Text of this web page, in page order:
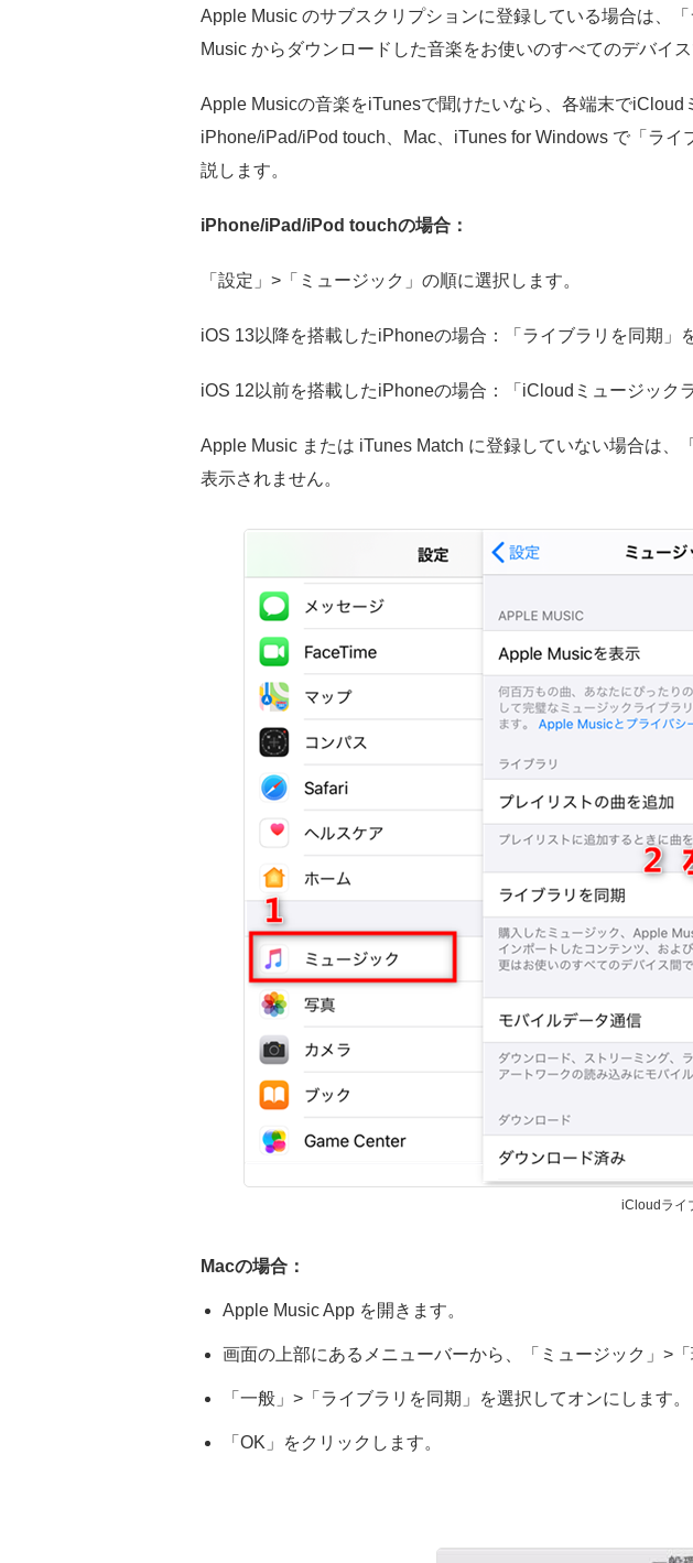
Apple Music のサブスクリプションに登録している場合は、
Music からダウンロードした音楽をお使いのすべてのデバイ
Apple Musicの音楽をiTunesで聞けたいなら、各端末でiCloud
iPhone/iPad/iPod touch、Mac、iTunes for Windows で「ラ
説します。
iPhone/iPad/iPod touchの場合：
「設定」>「ミュージック」の順に選択します。
iOS 13以降を搭載したiPhoneの場合：「ライブラリを同期」
iOS 12以前を搭載したiPhoneの場合：「iCloudミュージック
Apple Music または iTunes Match に登録していない場合は
表示されません。
iCloudライ
Macの場合：
Apple Music App を開きます。
画面の上部にあるメニューバーから、「ミュージック」>
「一般」>「ライブラリを同期」を選択してオンにします。
「OK」をクリックします。